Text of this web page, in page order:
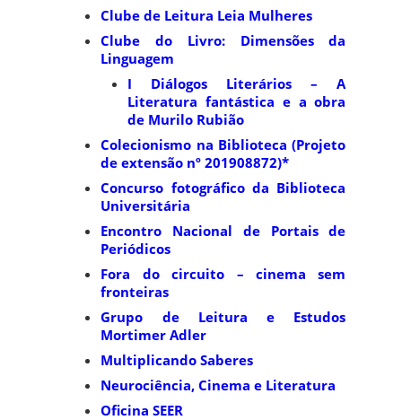
Clube de Leitura Leia Mulheres
Clube do Livro: Dimensões da
Linguagem
I Diálogos Literários – A
Literatura fantástica e a obra
de Murilo Rubião
Colecionismo na Biblioteca (Projeto
de extensão nº 201908872)*
Concurso fotográfico da Biblioteca
Universitária
Encontro Nacional de Portais de
Periódicos
Fora do circuito – cinema sem
fronteiras
Grupo de Leitura e Estudos
Mortimer Adler
Multiplicando Saberes
Neurociência, Cinema e Literatura
Oficina SEER